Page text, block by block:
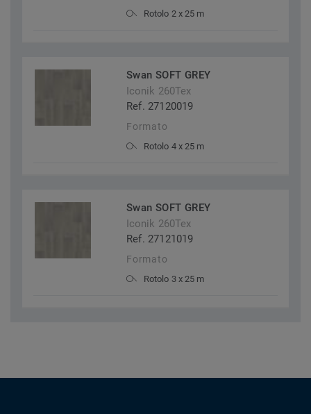
Rotolo 2 x 25 m
Swan SOFT GREY
Iconik 260Tex
Ref. 27120019
Formato
Rotolo 4 x 25 m
Swan SOFT GREY
Iconik 260Tex
Ref. 27121019
Formato
Rotolo 3 x 25 m